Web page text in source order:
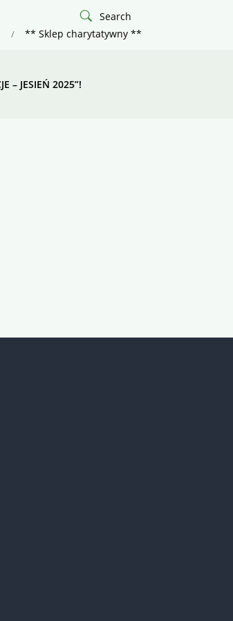
Search
** Sklep charytatywny **
– JESIEŃ 2025”!